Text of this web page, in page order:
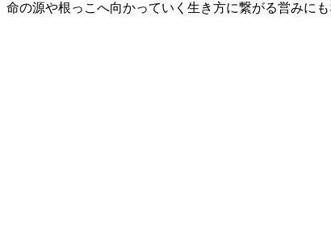
命の源や根っこへ向かっていく生き方に繋がる営みにも